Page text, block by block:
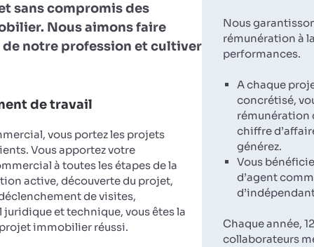
sans compromis des
Nous aimons faire
notre profession et cultiver
de travail
vous portez les projets
Vous apportez votre
à toutes les étapes de la
active, découverte du projet,
de visites,
et technique, vous êtes la
immobilier réussi.
Nous
rémunération à
performances.
A chaque
concrétisé,
rémunération
chiffre
générez.
Vous
d’agent
Chaque année,
collaborateurs